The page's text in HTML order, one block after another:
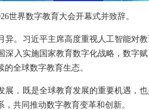
世界数字教育大会开幕式并致辞。
。习近平主席高度重视人工智能对
入实施国家教育数字化战略，数字
全球数字教育生态。
，既是全球教育发展的重要机遇，
共同推动数字教育变革和创新。